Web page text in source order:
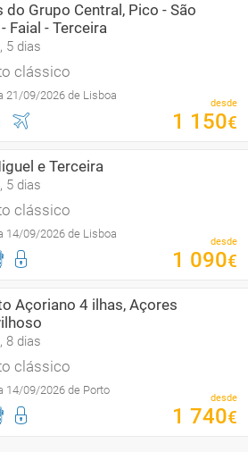
do Grupo Central, Pico - São
Faial - Terceira
5 dias
clássico
21/09/2026 de Lisboa
desde
1 150€
e Terceira
5 dias
clássico
14/09/2026 de Lisboa
desde
1 090€
Açoriano 4 ilhas, Açores
8 dias
clássico
14/09/2026 de Porto
desde
1 740€